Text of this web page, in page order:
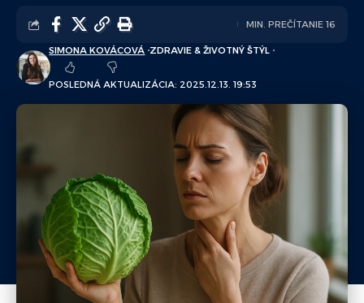
POSLEDNÁ AKTUALIZÁCIA: 2025.12.13. 19:53
SIMONA KOVÁCOVÁ ZDRAVIE & ŽIVOTNÝ ŠTÝL
MIN. PREČÍTANIE 16